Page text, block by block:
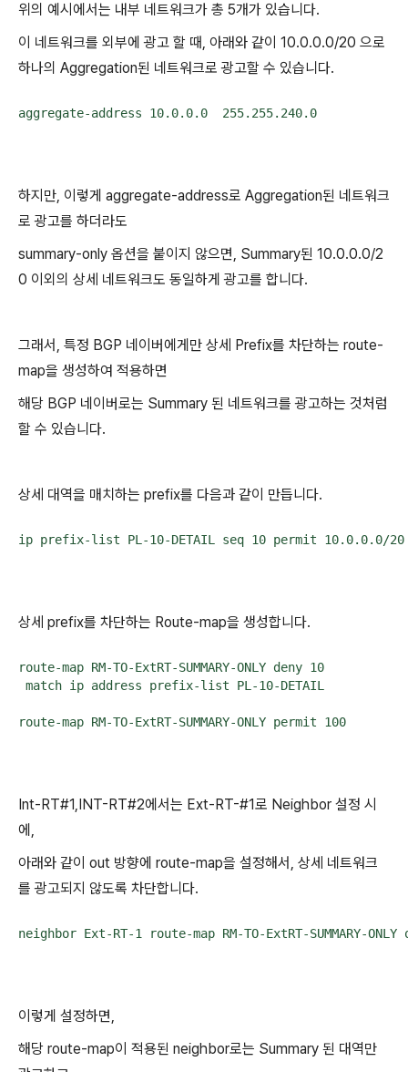
위의 예시에서는 내부 네트워크가 총 5개가 있습니다.
이 네트워크를 외부에 광고 할 때, 아래와 같이 10.0.0.0/20 으로
하나의 Aggregation된 네트워크로 광고할 수 있습니다.
aggregate-address 10.0.0.0  255.255.240.0
하지만, 이렇게 aggregate-address로 Aggregation된 네트워크
로 광고를 하더라도
summary-only 옵션을 붙이지 않으면, Summary된 10.0.0.0/2
0 이외의 상세 네트워크도 동일하게 광고를 합니다.
그래서, 특정 BGP 네이버에게만 상세 Prefix를 차단하는 route-
map을 생성하여 적용하면
해당 BGP 네이버로는 Summary 된 네트워크를 광고하는 것처럼
할 수 있습니다.
상세 대역을 매치하는 prefix를 다음과 같이 만듭니다.
ip prefix-list PL-10-DETAIL seq 10 permit 10.0.0.0/
상세 prefix를 차단하는 Route-map을 생성합니다.
route-map RM-TO-ExtRT-SUMMARY-ONLY deny 10
match ip address prefix-list PL-10-DETAIL
route-map RM-TO-ExtRT-SUMMARY-ONLY permit 100
Int-RT#1,INT-RT#2에서는 Ext-RT-#1로 Neighbor 설정 시
에,
아래와 같이 out 방향에 route-map을 설정해서, 상세 네트워크
를 광고되지 않도록 차단합니다.
neighbor Ext-RT-1 route-map RM-TO-ExtRT-SUMMARY-ONLY
이렇게 설정하면,
해당 route-map이 적용된 neighbor로는 Summary 된 대역만